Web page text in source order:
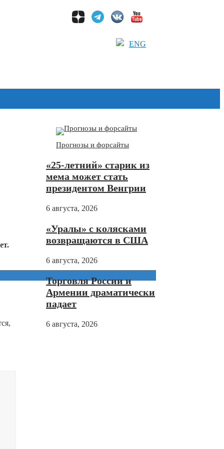
ENG
Прогнозы и форсайты
«25-летний» старик из
мема может стать
президентом Венгрии
6 августа, 2026
«Уралы» с колясками
возвращаются в США
6 августа, 2026
Торговля России и
Армении драматически
падает
6 августа, 2026